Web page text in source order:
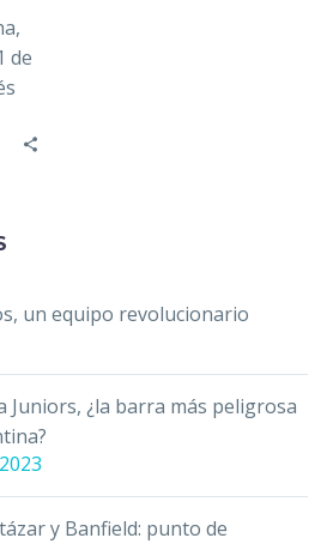
de
un equipo revolucionario
Juniors, ¿la barra más peligrosa
y Banfield: punto de